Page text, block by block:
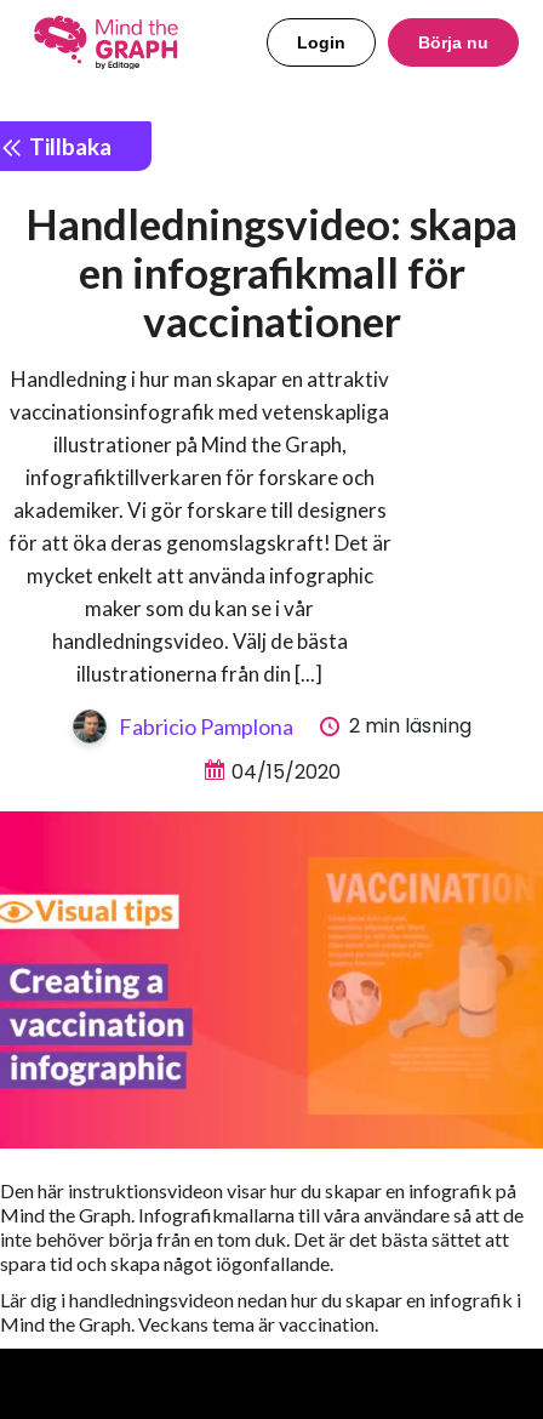
Login Börja nu
Tillbaka
Handledningsvideo: skapa
en infografikmall för
vaccinationer
Handledning i hur man skapar en attraktiv
vaccinationsinfografik med vetenskapliga
illustrationer på Mind the Graph,
infografiktillverkaren för forskare och
akademiker. Vi gör forskare till designers
för att öka deras genomslagskraft! Det är
mycket enkelt att använda infographic
maker som du kan se i vår
handledningsvideo. Välj de bästa
illustrationerna från din [...]
Fabricio Pamplona
2 min läsning
04/15/2020
Den här instruktionsvideon visar hur du skapar en infografik på
Mind the Graph. Infografikmallarna till våra användare så att de
inte behöver börja från en tom duk. Det är det bästa sättet att
spara tid och skapa något iögonfallande.
Lär dig i handledningsvideon nedan hur du skapar en infografik i
Mind the Graph. Veckans tema är vaccination.